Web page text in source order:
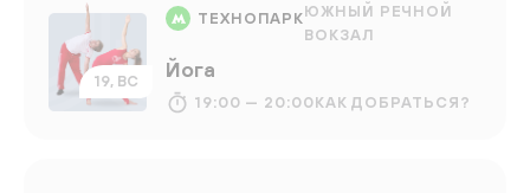
19, ВС
ТЕХНОПАРКЮЖНЫЙ РЕЧНОЙ
ВОКЗАЛ
Йога
19:00 — 20:00КАК ДОБРАТЬСЯ?